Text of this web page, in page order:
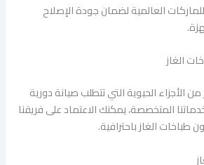
العالمية لضمان جودة الإصلاح
الغاز
الأجزاء الحيوية التي تتطلب صيانة دورية
المتخصصة، يمكنك الاعتماد على فريقنا
طباخات الغاز باحترافية.